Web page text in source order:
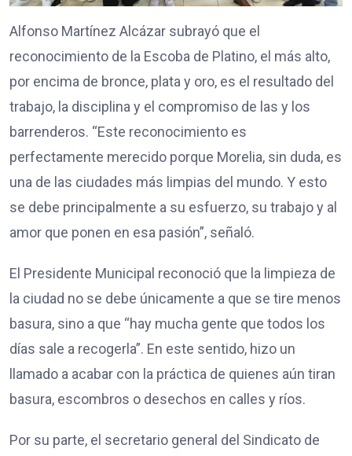
Alfonso Martínez Alcázar subrayó que el
reconocimiento de la Escoba de Platino, el más alto,
por encima de bronce, plata y oro, es el resultado del
trabajo, la disciplina y el compromiso de las y los
barrenderos. “Este reconocimiento es
perfectamente merecido porque Morelia, sin duda, es
una de las ciudades más limpias del mundo. Y esto
se debe principalmente a su esfuerzo, su trabajo y al
amor que ponen en esa pasión”, señaló.
El Presidente Municipal reconoció que la limpieza de
la ciudad no se debe únicamente a que se tire menos
basura, sino a que “hay mucha gente que todos los
días sale a recogerla”. En este sentido, hizo un
llamado a acabar con la práctica de quienes aún tiran
basura, escombros o desechos en calles y ríos.
Por su parte, el secretario general del Sindicato de